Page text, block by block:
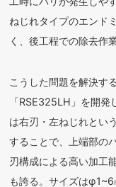
ねじれタイプのエンド
く、後工程での除去作
こうした問題を解決す
「RSE325LH」を開
は右刃・左ねじれとい
することで、上端部の
刃構成による高い加工
も誇る。サイズはφ1~6